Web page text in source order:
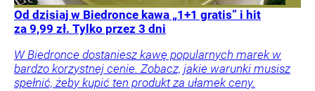
Od dzisiaj w Biedronce kawa „1+1 gratis” i hit
za 9,99 zł. Tylko przez 3 dni
W Biedronce dostaniesz kawę popularnych marek w
bardzo korzystnej cenie. Zobacz, jakie warunki musisz
spełnić, żeby kupić ten produkt za ułamek ceny.